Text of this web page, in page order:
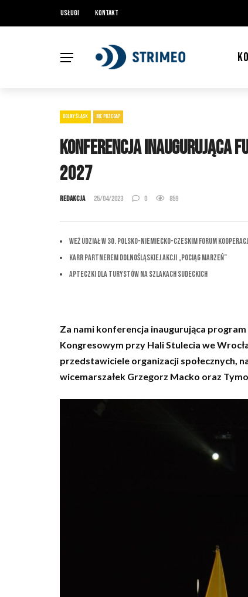
Usługi Kontakt
DOLNY ŚLĄSK NIE PRZEGAP
Konferencja inaugurująca
2027
Redakcja 25/04/2023 0 859
Weź udział w 30. Polsko-Niemiecko-Czeskim Forum
KARR partnerem dolnośląskiej akcji „Pociąg marzeń”
Apteczki dla Turystów na Szlakach Sudeckich
Za nami konferencja inaugurująca
Kongresowym przy Hali Stulecia we
przedstawiciele organizacji społecznych,
wicemarszałek Grzegorz Macko oraz